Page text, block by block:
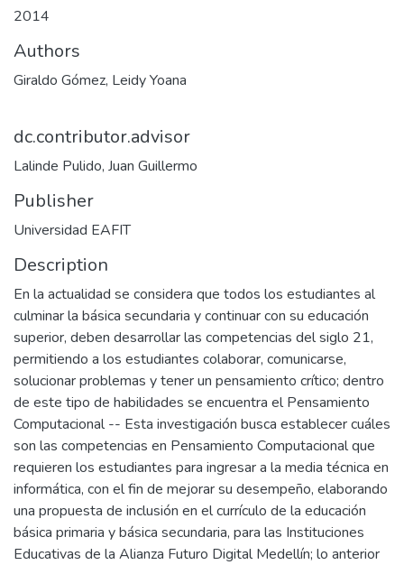
2014
Authors
Giraldo Gómez, Leidy Yoana
dc.contributor.advisor
Lalinde Pulido, Juan Guillermo
Publisher
Universidad EAFIT
Description
En la actualidad se considera que todos los estudiantes al
culminar la básica secundaria y continuar con su educación
superior, deben desarrollar las competencias del siglo 21,
permitiendo a los estudiantes colaborar, comunicarse,
solucionar problemas y tener un pensamiento crítico; dentro
de este tipo de habilidades se encuentra el Pensamiento
Computacional -- Esta investigación busca establecer cuáles
son las competencias en Pensamiento Computacional que
requieren los estudiantes para ingresar a la media técnica en
informática, con el fin de mejorar su desempeño, elaborando
una propuesta de inclusión en el currículo de la educación
básica primaria y básica secundaria, para las Instituciones
Educativas de la Alianza Futuro Digital Medellín; lo anterior